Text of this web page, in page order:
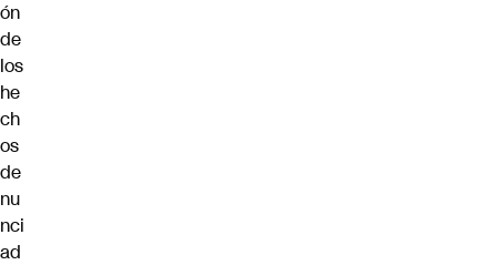
ón
de
los
he
ch
os
de
nu
nci
ad